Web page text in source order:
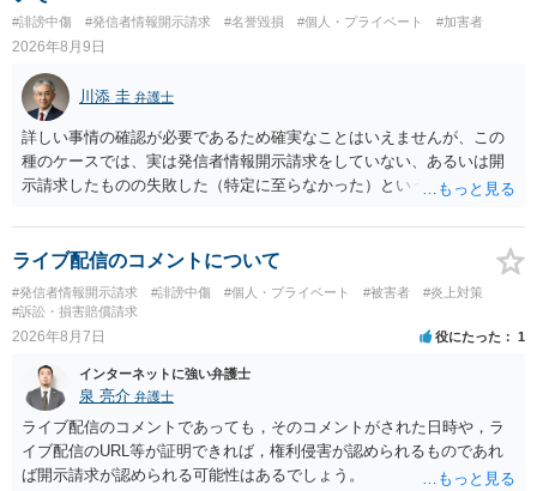
#誹謗中傷 #発信者情報開示請求 #名誉毀損 #個人・プライベート #加害者
2026年8月9日
川添 圭 弁護士
詳しい事情の確認が必要であるため確実なことはいえませんが、この
種のケースでは、実は発信者情報開示請求をしていない、あるいは開
示請求したものの失敗した（特定に至らなかった）という事案が比較
な投稿をする場合にはなおさら）。
ライブ配信のコメントについて
#発信者情報開示請求 #誹謗中傷 #個人・プライベート #被害者
#炎上対策
#訴訟・損害賠償請求
2026年8月7日 役にたった 1
インターネットに強い弁護士
泉 亮介 弁護士
ライブ配信のコメントであっても，そのコメントがされた日時や，ラ
イブ配信のURL等が証明できれば，権利侵害が認められるものであれ
ば開示請求が認められる可能性はあるでしょう。